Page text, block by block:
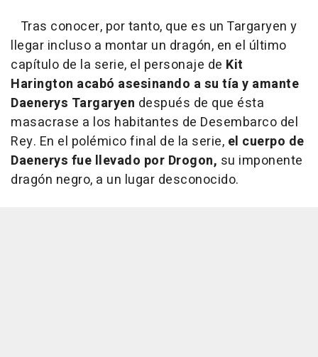
Tras conocer, por tanto, que es un Targaryen y
llegar incluso a montar un dragón, en el último
capítulo de la serie, el personaje de Kit
Harington acabó asesinando a su tía y amante
Daenerys Targaryen después de que ésta
masacrase a los habitantes de Desembarco del
Rey. En el polémico final de la serie, el cuerpo de
Daenerys fue llevado por Drogon, su imponente
dragón negro, a un lugar desconocido.